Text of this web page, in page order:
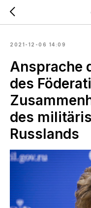
2021-12-06 14:09
Ansprache
des
des
Russlands